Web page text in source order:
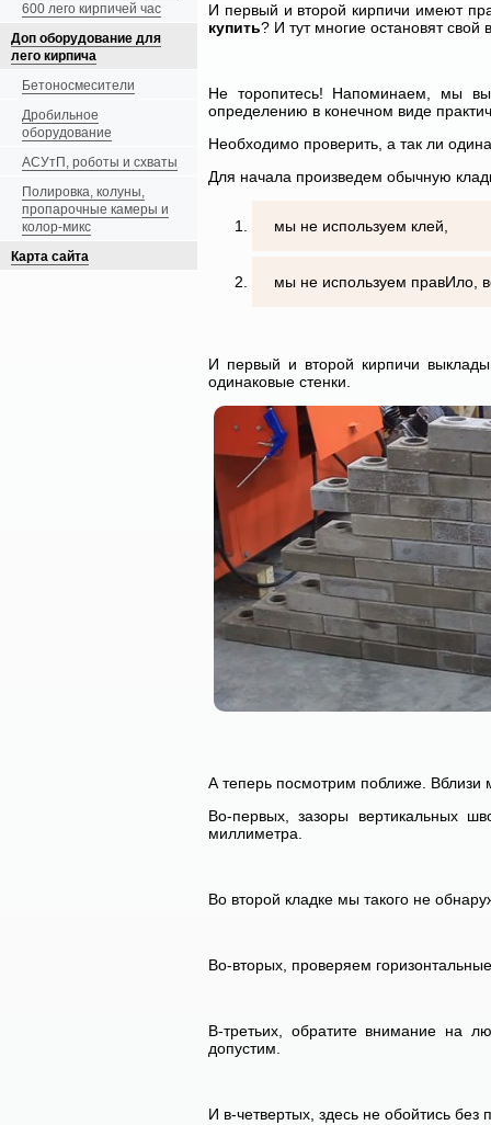
600 лего кирпичей час
Доп оборудование для
лего кирпича
Бетоносмесители
Дробильное
оборудование
АСУтП, роботы и схваты
Полировка, колуны,
пропарочные камеры и
колор-микс
Карта сайта
И первый и второй кирпичи имеют
купить? И тут многие остановят
Не торопитесь! Напоминаем, мы
определению в конечном виде
Необходимо проверить, а так ли
Для начала произведем обычную
мы не используем клей,
мы не используем правИло,
И первый и второй кирпичи
одинаковые стенки.
А теперь посмотрим поближе.
Во-первых, зазоры вертикальных
миллиметра.
Во второй кладке мы такого не
Во-вторых, проверяем
В-третьих, обратите внимание на
допустим.
И в-четвертых, здесь не обойтись